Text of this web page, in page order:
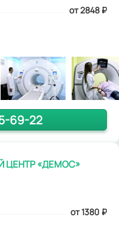
от 2848 ₽
69-22
ЦЕНТР «ДЕМОС»
от 1380 ₽